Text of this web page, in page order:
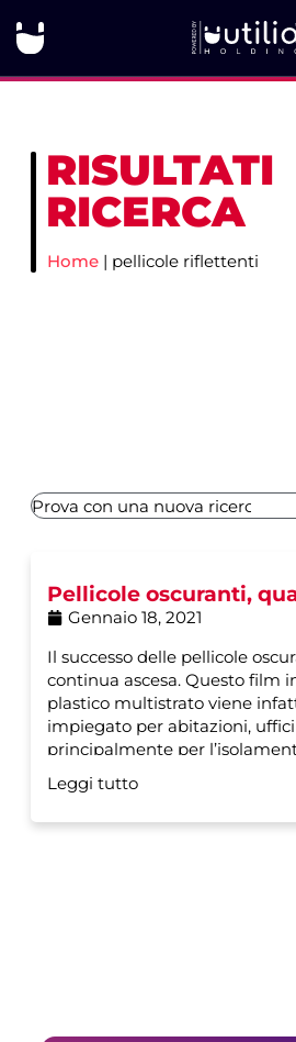
RISULTATI
RICERCA
Home | pellicole riflettenti
Pellicole oscuranti,
Gennaio 18, 2021
Il successo delle pellicole
continua ascesa. Questo film
plastico multistrato viene
impiegato per abitazioni,
principalmente per
Leggi tutto